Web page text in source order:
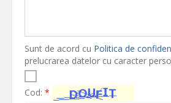
Sunt de acord cu Politica de
prelucrarea datelor cu caracter
Cod: *